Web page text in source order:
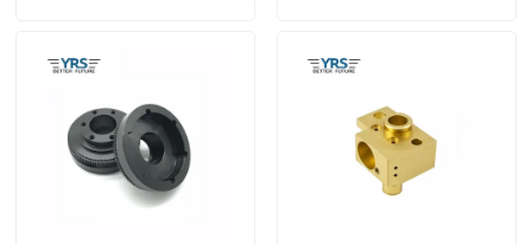
Wycieczka po fabryce
Kontrola jakości
Skontaktuj się z nami